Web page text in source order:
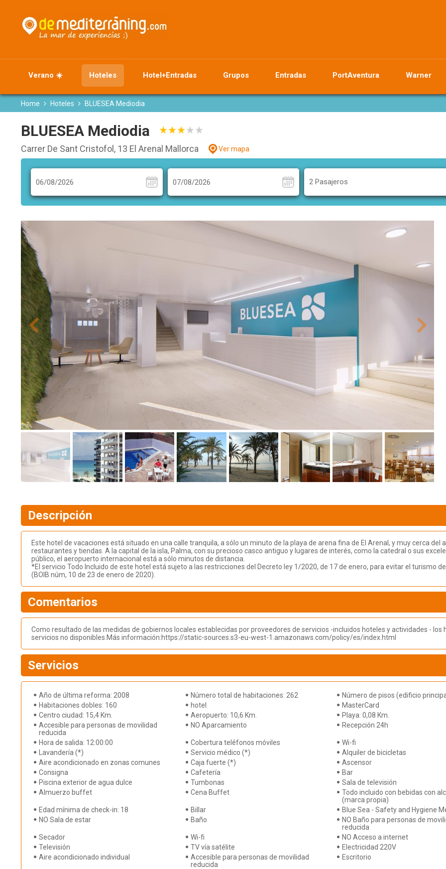
Verano ☀️ Hoteles Hotel+Entradas Grupos Entradas PortAventura Warner
Home Hoteles BLUESEA Mediodia
BLUESEA Mediodia
Carrer De Sant Cristofol, 13 El Arenal Mallorca Ver mapa
2 Pasajeros
Descripción
Este hotel de vacaciones está situado en una calle tranquila, a sólo un minuto de la playa de arena fina de El Arenal, y muy cerca
restaurantes y tiendas. A la capital de la isla, Palma, con su precioso casco antiguo y lugares de interés, como la catedral o sus
público, el aeropuerto internacional está a sólo minutos de distancia.
*El servicio Todo Incluido de este hotel está sujeto a las restricciones del Decreto ley 1/2020, de 17 de enero, para evitar el turismo
(BOIB núm, 10 de 23 de enero de 2020).
Comentarios
Como resultado de las medidas de gobiernos locales establecidas por proveedores de servicios -incluidos hoteles y actividades -
servicios no disponibles.Más información:https://static-sources.s3-eu-west-1.amazonaws.com/policy/es/index.html
Servicios
Año de última reforma: 2008 Número total de habitaciones: 262 Número de pisos (edificio
Habitaciones dobles: 160
hotel MasterCard
Centro ciudad: 15,4 Km.
Aeropuerto: 10,6 Km. Playa: 0,08 Km.
Accesible para personas de movilidad
reducida
NO Aparcamiento Recepción 24h
Hora de salida: 12:00:00 Cobertura teléfonos móviles Wi-fi
Lavandería (*)
Servicio médico (*) Alquiler de bicicletas
Aire acondicionado en zonas comunes
Caja fuerte (*) Ascensor
Consigna
Cafetería Bar
Piscina exterior de agua dulce
Tumbonas Sala de televisión
Almuerzo buffet
Cena Buffet
Todo incluido con bebidas con
(marca propia)
Edad mínima de check-in: 18 Billar Blue Sea - Safety and Hygiene
NO Sala de estar
Baño
NO Baño para personas de
reducida
Secador Wi-fi NO Acceso a internet
Televisión
TV vía satélite Electricidad 220V
Aire acondicionado individual
Accesible para personas de movilidad
reducida
Escritorio